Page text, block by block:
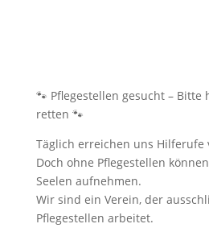
🐾 Pflegestellen gesucht – Bitte
retten 🐾
Täglich erreichen uns Hilferufe
Doch ohne Pflegestellen
Seelen aufnehmen.
Wir sind ein Verein, der
Pflegestellen arbeitet.